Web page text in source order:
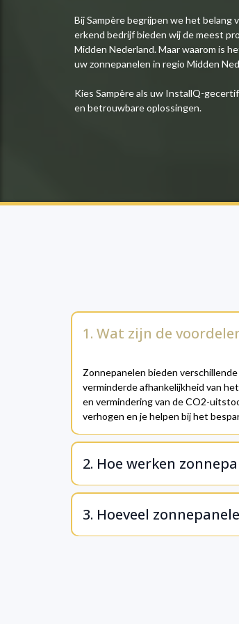
Bij Sampère begrijpen we het
erkend bedrijf bieden wij de meest
Midden Nederland. Maar waarom is
uw zonnepanelen in regio Midden
Kies Sampère als uw InstallQ-
en betrouwbare oplossingen.
1. Wat zijn de
Zonnepanelen bieden
verminderde afhankelijkheid van
en vermindering van de CO2-
verhogen en je helpen bij het
2. Hoe werken
3. Hoeveel